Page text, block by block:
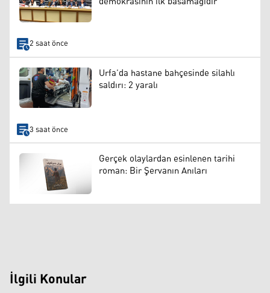
2 saat önce
Urfa’da hastane bahçesinde silahlı
saldırı: 2 yaralı
3 saat önce
Gerçek olaylardan esinlenen tarihi
roman: Bir Şervanın Anıları
İlgili Konular